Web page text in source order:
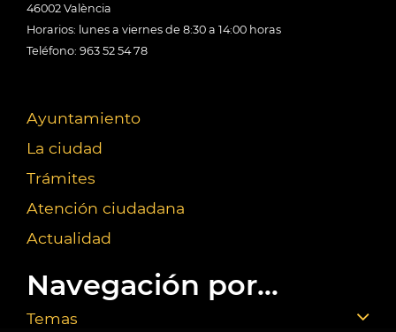
46002 València
Horarios: lunes a viernes de 8:30 a 14:00 horas
Teléfono: 963 52 54 78
Ayuntamiento
La ciudad
Trámites
Atención ciudadana
Actualidad
Navegación por...
Temas